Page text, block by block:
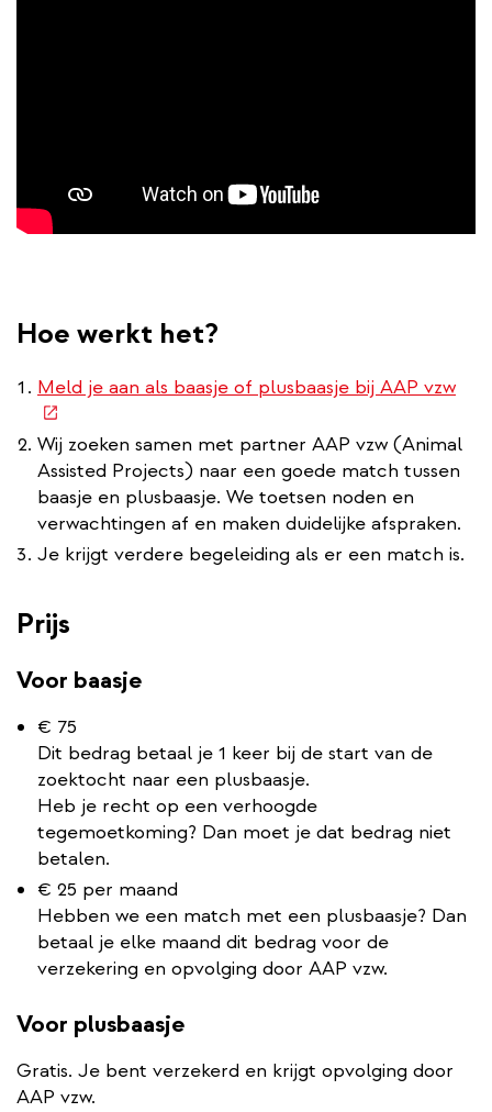
Hoe werkt het?
Meld je aan als baasje of plusbaasje bij AAP vzw
Wij zoeken samen met partner AAP vzw (Animal
Assisted Projects) naar een goede match tussen
baasje en plusbaasje. We toetsen noden en
verwachtingen af en maken duidelijke afspraken.
Je krijgt verdere begeleiding als er een match is.
Prijs
Voor baasje
€ 75
Dit bedrag betaal je 1 keer bij de start van de
zoektocht naar een plusbaasje.
Heb je recht op een verhoogde
tegemoetkoming? Dan moet je dat bedrag niet
betalen.
€ 25 per maand
Hebben we een match met een plusbaasje? Dan
betaal je elke maand dit bedrag voor de
verzekering en opvolging door AAP vzw.
Voor plusbaasje
Gratis. Je bent verzekerd en krijgt opvolging door
AAP vzw.